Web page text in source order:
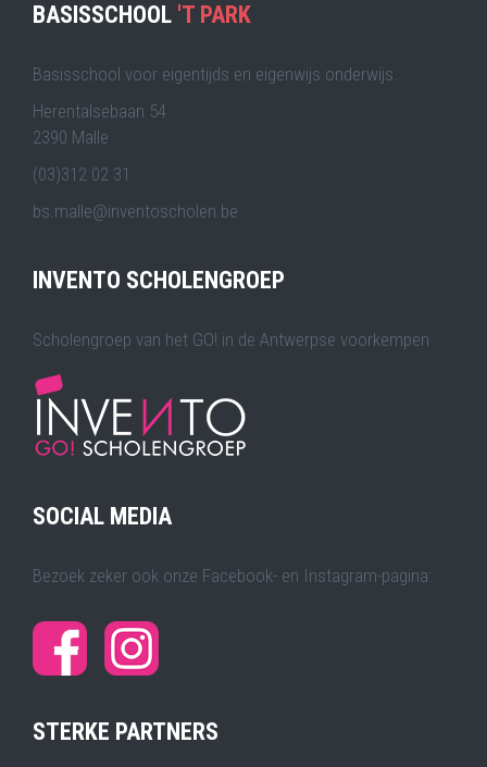
BASISSCHOOL 'T PARK
Basisschool voor eigentijds en eigenwijs onderwijs.
Herentalsebaan 54
2390 Malle
(03)312 02 31
bs.malle@inventoscholen.be
INVENTO SCHOLENGROEP
Scholengroep van het GO! in de Antwerpse voorkempen
SOCIAL MEDIA
Bezoek zeker ook onze Facebook- en Instagram-pagina:
STERKE PARTNERS